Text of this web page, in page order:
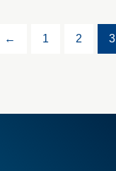
← 1 2 3